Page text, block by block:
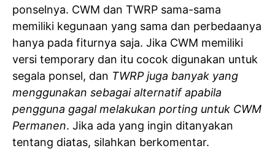
ponselnya. CWM dan TWRP sama-sama
memiliki kegunaan yang sama dan perbedaanya
hanya pada fiturnya saja. Jika CWM memiliki
versi temporary dan itu cocok digunakan untuk
segala ponsel, dan TWRP juga banyak yang
menggunakan sebagai alternatif apabila
pengguna gagal melakukan porting untuk CWM
Permanen. Jika ada yang ingin ditanyakan
tentang diatas, silahkan berkomentar.